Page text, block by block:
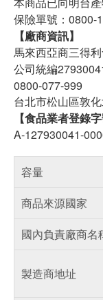
保險單號：0800-
【廠商資訊】
馬來西亞商三得
公司統編
0800-077-999
台北市松山區敦
【食品業者登錄字
A-127930041-
容量
商品來源國家
國內負責廠商名
製造商地址